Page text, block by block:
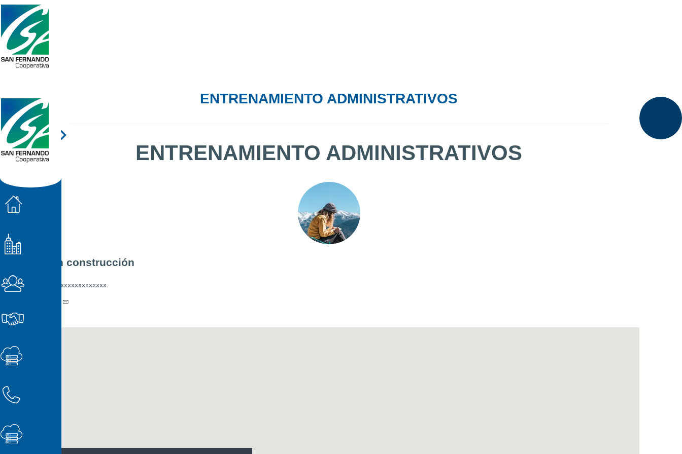
ENTRENAMIENTO ADMINISTRATIVOS
ENTRENAMIENTO ADMINISTRATIVOS
En construcción
xxxxxxxxxxxxxxxx.